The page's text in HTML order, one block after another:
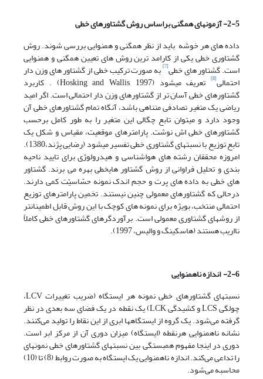
2-5- آزمون­های همگنی براساس روش گشتاورهای خطی
داده ­های هر خوشه باید از نظر همگنی و همنوایی بررسی شوند. روش
گشتاوری ­خطی یکی از کارامد ترین روش­ های تعیین همگنی و همنوایی
است. ‌گشتاور های ­خطی[7] به صورت ترکیب خطی از گشتاور های وزن ­دار
احتمالی[8] تعریف می­شود (Hosking and Wallis, 1997) . کاربرد
گشتاورهای خطی آسان ­تر از گشتاورهای­­ وزن­ دار احتمالی است. اگر امید
ریاضی یک متغیر تصادفی متناهی باشد، آنگاه تمام گشتاورهای خطی آن
وجود دارد و می­توان تابع ­چگالی این متغیر را به­ طور کامل برحسب
گشتاورهای خطی ­اش نوشت. پارامترهای موقعیت، ‌مقیاس و شکل یک
تابع توزیع با نسبت­های گشتاوری خطی تفسیر می­شود (رضایی پژند،1380).
امروزه محققان رشته ­های هواشناسی و هیدرولوژی برای تایید ناحیه
بندی و ‌تحلیل ­فراوانی از روش گشتاور های­خطی بهره می برند. گشتاور
های­ خطی به داده­ های­ پرت و حجم اندک نمونه حسّاسیّت کمی دارند.
درحالی که گشتاورهای معمولی چنین نیستند. ‌تخمین پارامترهای توزیع
احتمالی منتخب، بویژه برای نمونه های کوچک با این روش قابل اطمینان­تر
از روش­های گشتاوری معمولی است. برآوردگرهای گشتاورهای خطی کاملاً‌
نااریب هستند (هاسکینگ و والیس، 1997).
2-6- اندازه ناهمنوایی
نسبت­های گشتاورهای­ خطی نمونه هر ایستگاه (ضریب تغییرات LCV،
چولگی LCS و کشیدگی LCK) ‌یک نقطه در یک فضای سه بعدی در نظر
گرفته می‌شود. یک گروه از ایستگاه­ها ابری از این نقاط را تولید می‌کنند.
نشانه ناهمنوایی هرنقطه (ایستگاه) میزان دوری آن از مرکز ابر است.
دوری در اینجا مفهوم همبستگی بین نسبت­های گشتاورهای­ خطی نمونه­ای
را تداعی می‌کند. اندازه ناهمنوایی یک ایستگاه به صورت روابط (8) تا (10)
محاسبه می‌شود. ‌